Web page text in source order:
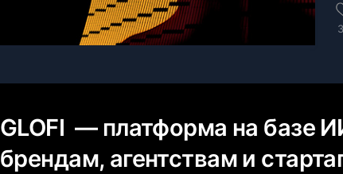
GLOFI — платформа на базе
брендам, агентствам и